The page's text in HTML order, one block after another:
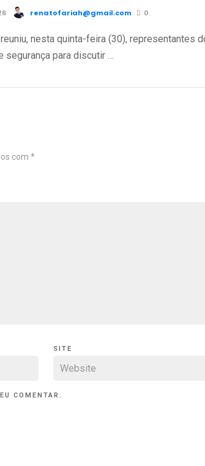
renatofariah@gmail.com 0
nesta quinta-feira (30), representantes
segurança para discutir …
com *
SITE
COMENTAR.